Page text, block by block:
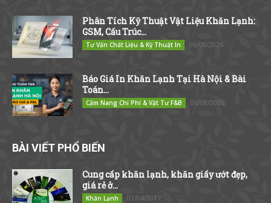
Phân Tích Kỹ Thuật Vật Liệu Khăn Lạnh:
GSM, Cấu Trúc...
Tư Vấn Chất Liệu & Kỹ Thuật In 06/08/2026
Báo Giá In Khăn Lạnh Tại Hà Nội & Bài
Toán...
Cẩm Nang Chi Phí & Vật Tư F&B 06/08/2026
BÀI VIẾT PHỔ BIẾN
Cung cấp khăn lạnh, khăn giấy ướt đẹp,
giá rẻ ở...
Khăn Lạnh 01/04/2017